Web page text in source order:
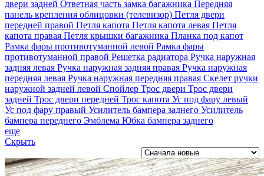
двери задней Ответная часть замка багажника Передняя
панель крепления облицовки (телевизор) Петля двери
передней правой Петля капота Петля капота левая Петля
капота правая Петля крышки багажника Планка под капот
Рамка фары противотуманной левой Рамка фары
противотуманной правой Решетка радиатора Ручка наружная
задняя левая Ручка наружная задняя правая Ручка наружная
передняя левая Ручка наружная передняя правая Скелет ручки
наружной задней левой Спойлер Трос двери Трос двери
задней Трос двери передней Трос капота Ус под фару левый
Ус под фару правый Усилитель бампера заднего Усилитель
бампера переднего Эмблема Юбка бампера заднего
еще
Скрыть